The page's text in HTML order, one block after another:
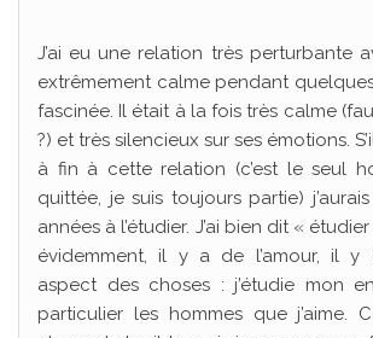
J’ai eu une relation très perturbante
extrêmement calme pendant quelques
fascinée. Il était à la fois très calme
?) et très silencieux sur ses émotions.
à fin à cette relation (c’est le seul
quittée, je suis toujours partie)
années à l’étudier. J’ai bien dit «
évidemment, il y a de l’amour, il y
aspect des choses : j’étudie mon
particulier les hommes que j’aime.